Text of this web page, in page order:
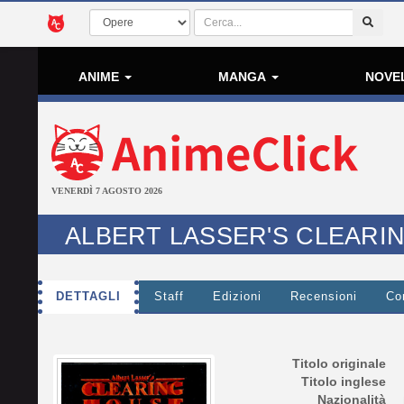
ANIME MANGA
VENERDÌ 7 AGOSTO 2026
ALBERT LASSER'S
DETTAGLI Staff Edizioni Recensioni
Titolo originale
Titolo inglese
Nazionalità